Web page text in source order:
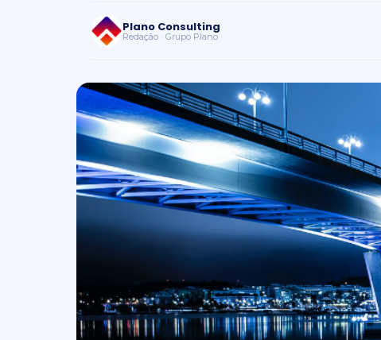
Plano Consulting
Redação · Grupo Plano